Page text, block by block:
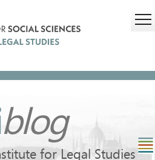
blog
for Legal Studies